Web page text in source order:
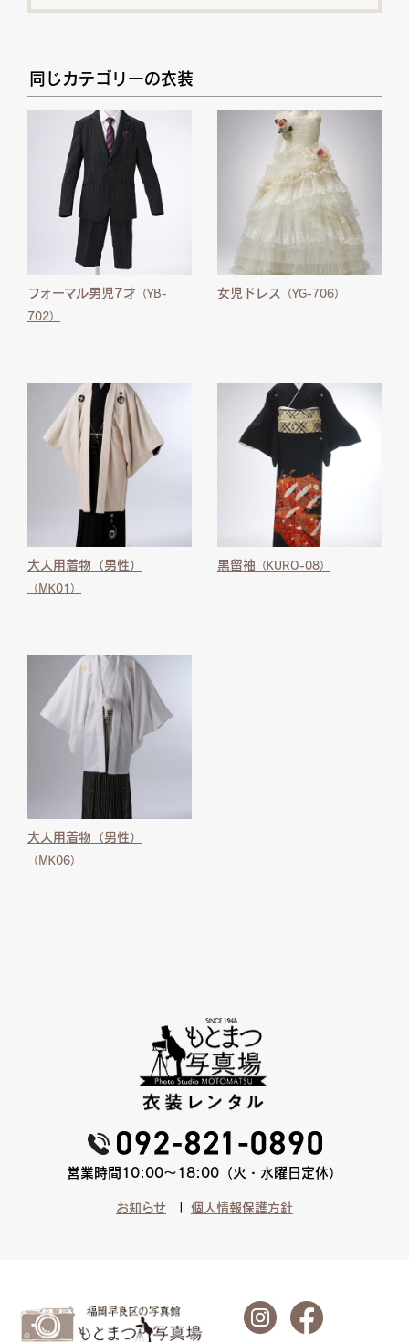
同じカテゴリーの衣装
フォーマル男児7才 （YB-
702）
女児ドレス （YG-706）
大人用着物（男性）
（MK01）
黒留袖 （KURO-08）
大人用着物（男性）
（MK06）
営業時間10:00〜18:00（火・水曜日定休）
お知らせ 個人情報保護方針